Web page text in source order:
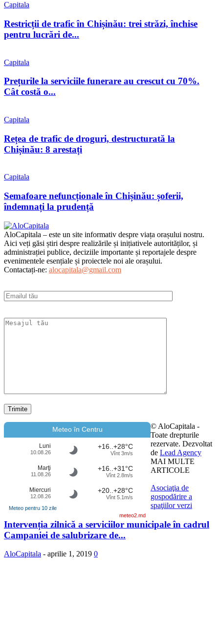
Capitala
Restricții de trafic în Chișinău: trei străzi, închise
pentru lucrări de...
Capitala
Prețurile la serviciile funerare au crescut cu 70%.
Cât costă o...
Capitala
Rețea de trafic de droguri, destructurată la
Chișinău: 8 arestați
Capitala
Semafoare nefuncționale în Chișinău: șoferii,
îndemnați la prudență
AloCapitala – este un site informativ despre viața orașului nostru.
Aici veți găsi știri despre realizările și inițiativele autorităților, și
administrației publice, deciziile importante și reportajele despre
evenimentele esențiale și proiectele noi ale orașului.
Contactați-ne: alocapitala@gmail.com
Meteo în Centru
Luni
10.08.26
+16..+28°C
Vînt 3m/s
Marţi
11.08.26
+16..+31°C
Vînt 2.8m/s
Miercuri
12.08.26
+20..+28°C
Vînt 5.1m/s
Meteo pentru 10 zile
meteo2.md
© AloCapitala -
Toate drepturile
rezervate. Dezvoltat
de Lead Agency
MAI MULTE
ARTICOLE
Asociaţia de
gospodărire a
spaţiilor verzi
Intervenția zilnică a serviciilor municipale în cadrul
Campaniei de salubrizare de...
AloCapitala - aprilie 1, 2019 0